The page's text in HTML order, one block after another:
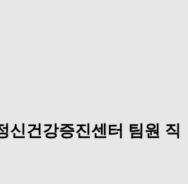
신건강증진센터 팀원 직